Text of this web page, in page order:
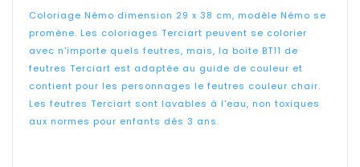
Coloriage Némo dimension 29 x 38 cm, modèle Némo se
promène. Les coloriages Terciart peuvent se colorier
avec n'importe quels feutres, mais, la boite BT11 de
feutres Terciart est adaptée au guide de couleur et
contient pour les personnages le feutres couleur chair.
Les feutres Terciart sont lavables à l'eau, non toxiques
aux normes pour enfants dés 3 ans.